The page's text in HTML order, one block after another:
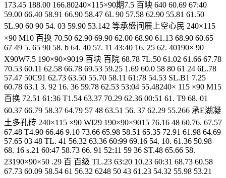
173.45 188.00 166.80240×115×90期7.5 百映 640 60.69 67:40
59.00 66.40 58.91 66.90 58.47 6L 90 57.58 62.90 55.81 61.50
5L.90 60 90 54. 03 59.90 53.142 等承盛间展上空心民 240×115
×90 M10 百换 70.50 62.90 69.90 62.00 68.90 61.13 68.90 60.65
67 49 5. 65 90 58. b 64. 40 57. 11 43:40 16. 25 62. 40190× 90
X90W7.5 190×90×9019 百块 百院 68.78 7L.50 61.02 61.66 67.78
70.53 60.11 62.58 66.78 69.53 59.25 1.69 60.0 58 80 61 24 6L.78
57.47 50C91 62.73 63.50 55.70 58.11 61:78 54.53 SL.B1 7.25
60.78 63.1 3. 92 16. 36 59.78 62.53 53:04 55.48240× 115 ×90 M15
百换 72.51 61:36 T1.54 63.37 70.29 62.36 00:51 61. T9 68. 01
60.37 66.79 58.37 64.79 57 48 63.51 56. 37 62.29 55.266 承E湖凝
土多孔砖 240×115 ×90 WI29 190×90×9015 76.16 48 60.76. 67.57
67.48 T4.90 66.46 9.10 73.66 65.98 58.51 65.35 72.91 61.98 64.69
57.65 03 48 TL. 41 56.32 63.36 60:99 69.16 54. 10. 61.36 50.98
68. 16 s.21 60:47 58.73 66. 91 52:11 59 36 ST.48 65.66 58.
23190×90×50 .29 百 百级 TL.23 63:20 10.23 60:31 68.73 60.58
67.73 60.09 58.54 61 56.32 6248 50 43 61.23 54.32 55.98 53.21